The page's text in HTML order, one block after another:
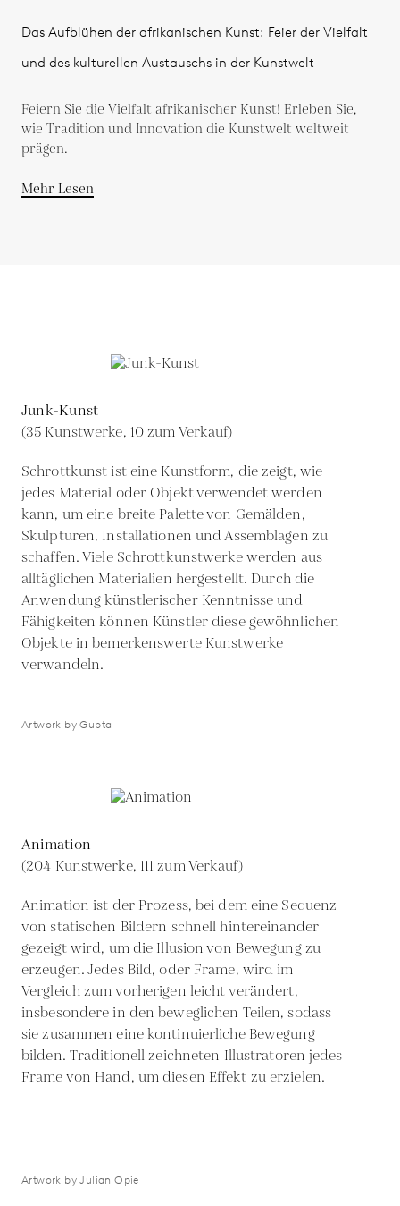
Das Aufblühen der afrikanischen Kunst: Feier der Vielfalt
und des kulturellen Austauschs in der Kunstwelt
Feiern Sie die Vielfalt afrikanischer Kunst! Erleben Sie,
wie Tradition und Innovation die Kunstwelt weltweit
prägen.
Mehr Lesen
Junk-Kunst
(35 Kunstwerke, 10 zum Verkauf)
Schrottkunst ist eine Kunstform, die zeigt, wie
jedes Material oder Objekt verwendet werden
kann, um eine breite Palette von Gemälden,
Skulpturen, Installationen und Assemblagen zu
schaffen. Viele Schrottkunstwerke werden aus
alltäglichen Materialien hergestellt. Durch die
Anwendung künstlerischer Kenntnisse und
Fähigkeiten können Künstler diese gewöhnlichen
Objekte in bemerkenswerte Kunstwerke
verwandeln.
Artwork by Gupta
Animation
(204 Kunstwerke, 111 zum Verkauf)
Animation ist der Prozess, bei dem eine Sequenz
von statischen Bildern schnell hintereinander
gezeigt wird, um die Illusion von Bewegung zu
erzeugen. Jedes Bild, oder Frame, wird im
Vergleich zum vorherigen leicht verändert,
insbesondere in den beweglichen Teilen, sodass
sie zusammen eine kontinuierliche Bewegung
bilden. Traditionell zeichneten Illustratoren jedes
Frame von Hand, um diesen Effekt zu erzielen.
Artwork by Julian Opie